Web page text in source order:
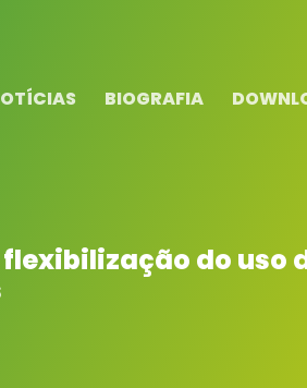
BIOGRAFIA
do uso